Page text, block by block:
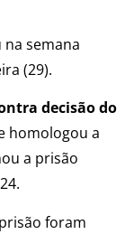
semana
(29).
decisão do
homologou a
a prisão
foram